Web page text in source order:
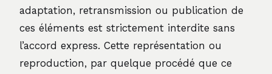
adaptation, retransmission ou publication de
ces éléments est strictement interdite sans
l’accord express. Cette représentation ou
reproduction, par quelque procédé que ce